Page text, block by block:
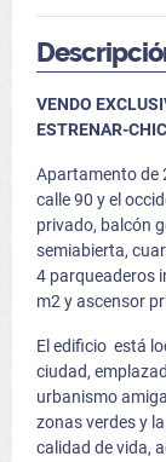
VENDO
ESTRENAR-
Apartamento de
calle 90 y el
privado, balcón
semiabierta,
4 parqueaderos
m2 y ascensor
El edificio está
ciudad,
urbanismo
zonas verdes y
calidad de vida,